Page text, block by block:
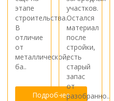
этапе
строительства.
В
отличие
от
металлической,
ба..
Подробнее
участков.
Остался
материал
после
стройки,
есть
старый
запас
от
разобранно..